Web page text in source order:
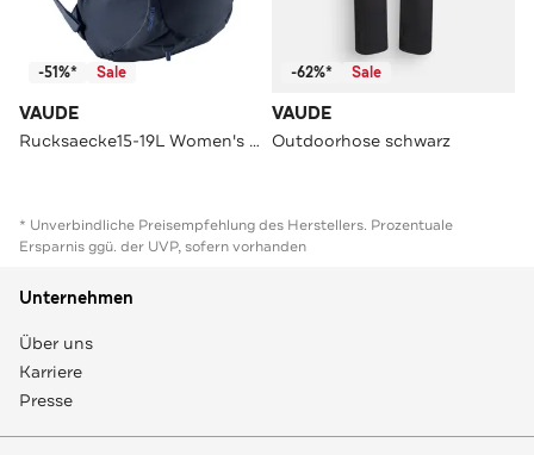
-51%* Sale
VAUDE
Rucksaecke15-19L Women's Skomer 16
-62%* Sale
VAUDE
Outdoorhose schwarz
* Unverbindliche Preisempfehlung des Herstellers. Prozentuale
Ersparnis ggü. der UVP, sofern vorhanden
Unternehmen
Über uns
Karriere
Presse